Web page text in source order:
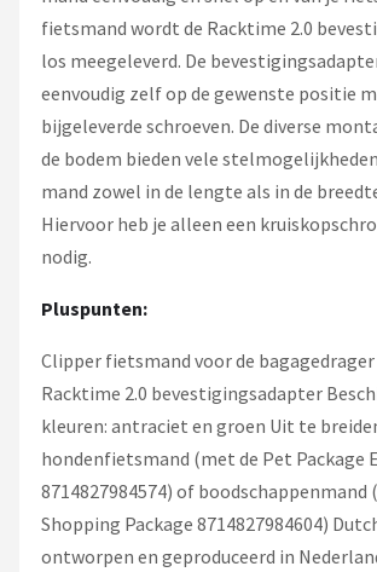
fietsmand wordt de Racktime 2.0
los meegeleverd. De
eenvoudig zelf op de gewenste positie
bijgeleverde schroeven. De diverse
de bodem bieden vele
mand zowel in de lengte als in de
Hiervoor heb je alleen een
nodig.
Pluspunten:
Clipper fietsmand voor de
Racktime 2.0 bevestigingsadapter
kleuren: antraciet en groen Uit te
hondenfietsmand (met de Pet Package
8714827984574) of boodschappenmand
Shopping Package 8714827984604)
ontworpen en geproduceerd in